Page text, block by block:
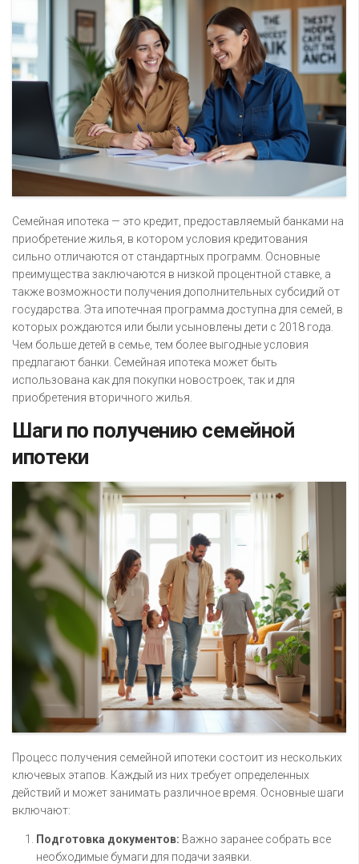
Семейная ипотека — это кредит, предоставляемый банками на
приобретение жилья, в котором условия кредитования
сильно отличаются от стандартных программ. Основные
преимущества заключаются в низкой процентной ставке, а
также возможности получения дополнительных субсидий от
государства. Эта ипотечная программа доступна для семей, в
которых рождаются или были усыновлены дети с 2018 года.
Чем больше детей в семье, тем более выгодные условия
предлагают банки. Семейная ипотека может быть
использована как для покупки новостроек, так и для
приобретения вторичного жилья.
Шаги по получению семейной
ипотеки
Процесс получения семейной ипотеки состоит из нескольких
ключевых этапов. Каждый из них требует определенных
действий и может занимать различное время. Основные шаги
включают:
Подготовка документов: Важно заранее собрать все
необходимые бумаги для подачи заявки.